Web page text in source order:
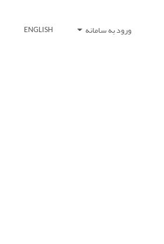
ورود به سامانه ENGLISH